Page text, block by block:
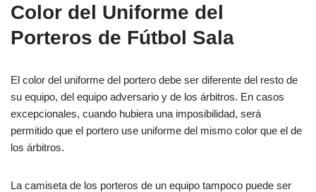
Color del Uniforme del
Porteros de Fútbol Sala
El color del uniforme del portero debe ser diferente del resto de
su equipo, del equipo adversario y de los árbitros. En casos
excepcionales, cuando hubiera una imposibilidad, será
permitido que el portero use uniforme del mismo color que el de
los árbitros.
La camiseta de los porteros de un equipo tampoco puede ser